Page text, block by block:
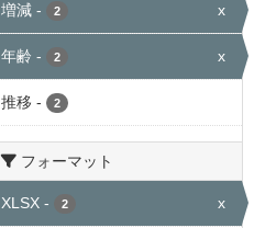
増減 - 2 x
年齢 - 2 x
推移 - 2
フォーマット
XLSX - 2 x